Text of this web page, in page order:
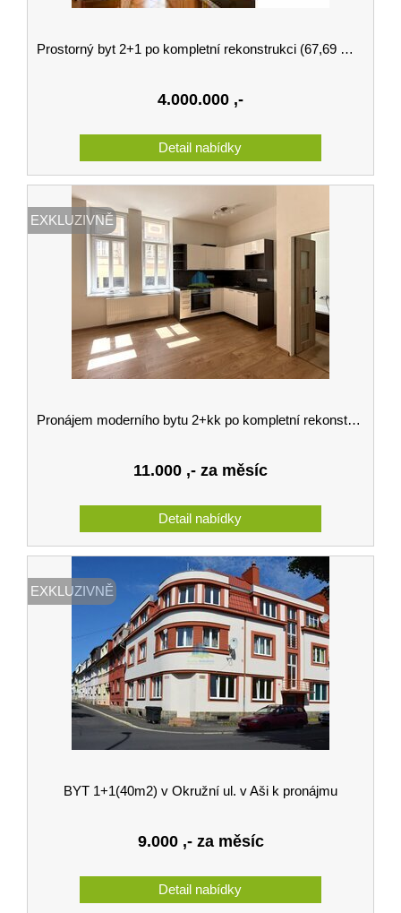
Prostorný byt 2+1 po kompletní rekonstrukci (67,69 m²) ve vyhledávané části Františkových Lázní – možnost dokoupení garáže
4.000.000 ,-
EXKLUZIVNĚ
Pronájem moderního bytu 2+kk po kompletní rekonstrukci, 55 m²
11.000 ,- za měsíc
EXKLUZIVNĚ
BYT 1+1(40m2) v Okružní ul. v Aši k pronájmu
9.000,- za měsíc